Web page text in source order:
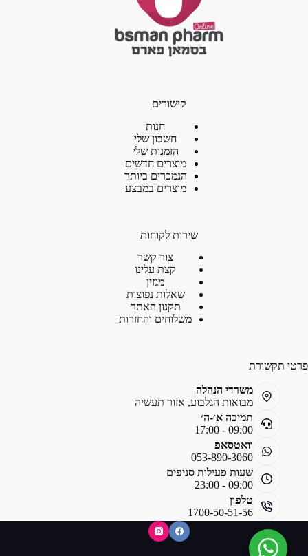
קישורים
חנות
חשבון שלי
הזמנות שלי
מוצרים חדשים
הנמכרים ביותר
מוצרים במבצע
שירות לקוחות
צור קשר
קצת עלינו
מגזין
שאלות נפוצות
תקנון האתר
משלוחים והחזרות
פרטי תקשורת
משרדי הנהלה
מבואות הגלבוע, אזור תעשיה
תמיכה א׳-ה׳
09:00 - 17:00
וואטסאפ
053-890-3060
שעות פעילות סניפים
09:00 - 23:00
טלפון
1700-50-51-56